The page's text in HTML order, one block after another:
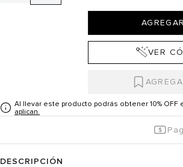
VER
Al llevar este producto podrás obtener 10%
aplican.
DESCRIPCIÓN